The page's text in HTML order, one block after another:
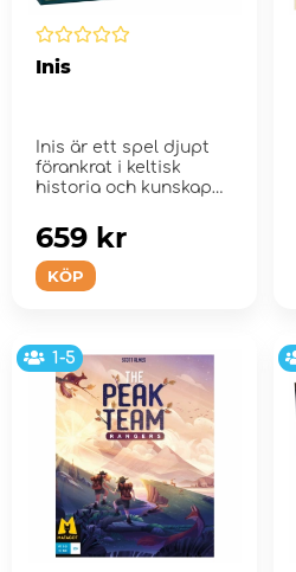
Inis
Inis är ett spel djupt
förankrat i keltisk
historia och kunskap
KÖP
659 kr
1-5